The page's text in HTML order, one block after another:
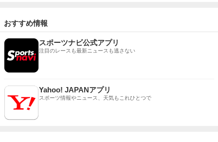
おすすめ情報
スポーツナビ公式アプリ
注目のレースも最新ニュースも逃さない
Yahoo! JAPANアプリ
スポーツ情報やニュース、天気もこれひとつで